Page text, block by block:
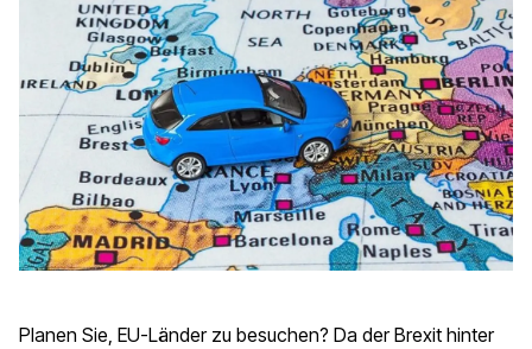
Planen Sie, EU-Länder zu besuchen? Da der Brexit hinter